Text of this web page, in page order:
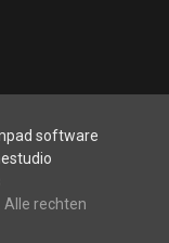
software
Alle rechten